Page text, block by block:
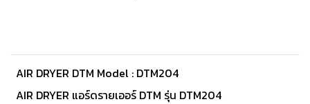
AIR DRYER DTM Model : DTM204
AIR DRYER แอร์ดรายเออร์ DTM รุ่น DTM204